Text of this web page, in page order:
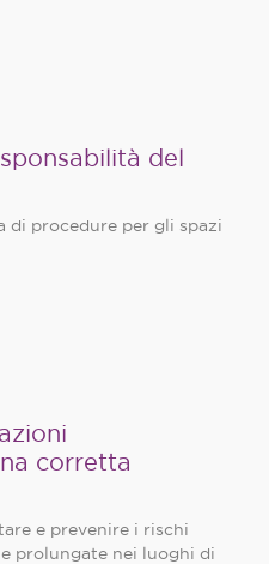
del
di procedure per gli spazi
corretta
e prevenire i rischi
prolungate nei luoghi di